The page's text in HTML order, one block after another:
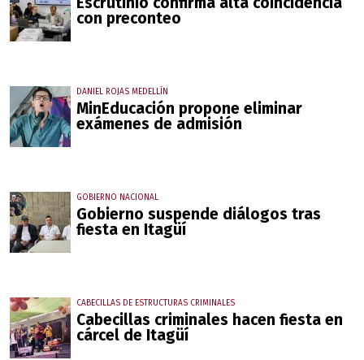
con preconteo
DANIEL ROJAS MEDELLÍN
MinEducación propone eliminar
exámenes de admisión
GOBIERNO NACIONAL
Gobierno suspende diálogos tras
fiesta en Itagüí
CABECILLAS DE ESTRUCTURAS CRIMINALES
Cabecillas criminales hacen fiesta en
cárcel de Itagüí